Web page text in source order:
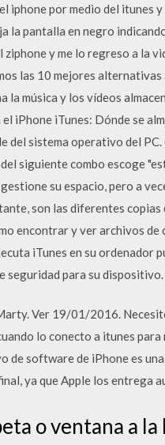
por medio del itunes
la pantalla en negro
y me lo regreso a la
las 10 mejores
música y los vídeos
iTunes: Dónde se
del sistema operativo del
siguiente combo escoge
su espacio, pero a
son las diferentes copias
encontrar y ver archivos
iTunes en su ordenador
seguridad para su dispositivo.
Ver 19/01/2016.
lo conecto a itunes
de software de iPhone es
ya que Apple los entrega
o ventana a